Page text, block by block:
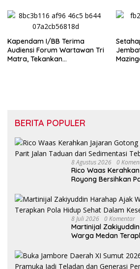
Tunas Sejahtera Sungai Biru
Kapendam I/BB Terima
Audiensi Forum Wartawan Tri
Matra, Tekankan
BERITA POPULER
8 Agustus 2026 0
Rico Waas
Royong Bersihkan
8 Juli 2026 0 Komentar
Martinijal
Warga Medan